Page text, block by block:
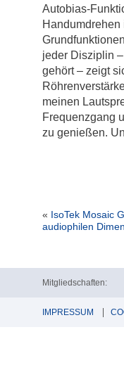
Autobias-
jeder Disziplin
gehört – zeigt
meinen
Frequenzgang
zu genießen.
« IsoTek Mosaic
audiophilen
Mitgliedschaften:
IMPRESSUM